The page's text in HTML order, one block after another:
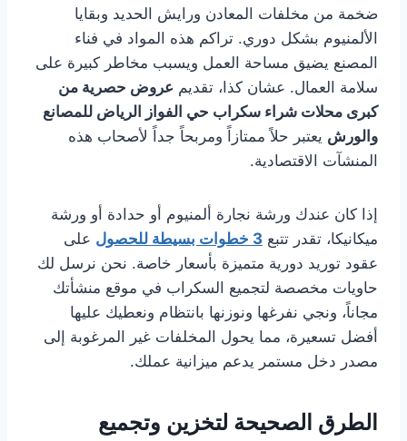
ضخمة من مخلفات المعادن ورايش الحديد وبقايا
الألمنيوم بشكل دوري. تراكم هذه المواد في فناء
المصنع يضيق مساحة العمل ويسبب مخاطر كبيرة على
سلامة العمال. عشان كذا، تقديم عروض حصرية من
كبرى محلات شراء سكراب حي الفواز الرياض للمصانع
والورش يعتبر حلاً ممتازاً ومربحاً جداً لأصحاب هذه
المنشآت الاقتصادية.
إذا كان عندك ورشة نجارة ألمنيوم أو حدادة أو ورشة
ميكانيكا، تقدر تتبع 3 خطوات بسيطة للحصول
على
عقود توريد دورية متميزة بأسعار خاصة. نحن نرسل لك
حاويات مخصصة لتجميع السكراب في موقع منشأتك
مجاناً، ونجي نفرغها ونوزنها بانتظام ونعطيك عليها
أفضل تسعيرة، مما يحول المخلفات غير المرغوبة إلى
مصدر دخل مستمر يدعم ميزانية عملك.
الطرق الصحيحة لتخزين وتجميع